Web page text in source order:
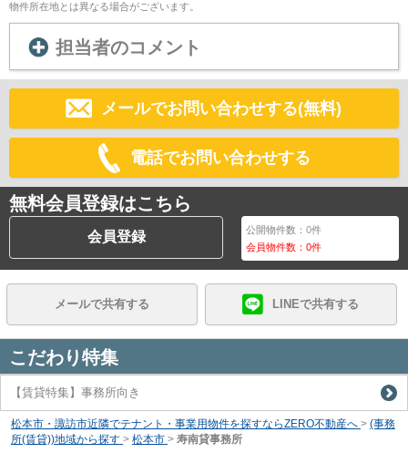
物件所在地とは異なる場合がございます。
担当者のコメント
メールでお問い合わせする(無料)
電話でお問い合わせする
無料会員登録はこちら
会員登録 公開物件数：0件
会員物件数：0件
メールで共有する LINEで共有する
こだわり特集
【賃貸特集】事務所向き
松本市・諏訪市近隣でテナント・事業用物件を探すならZERO不動産へ > (事務
所(賃貸))地域から探す > 松本市 > 寿南貸事務所